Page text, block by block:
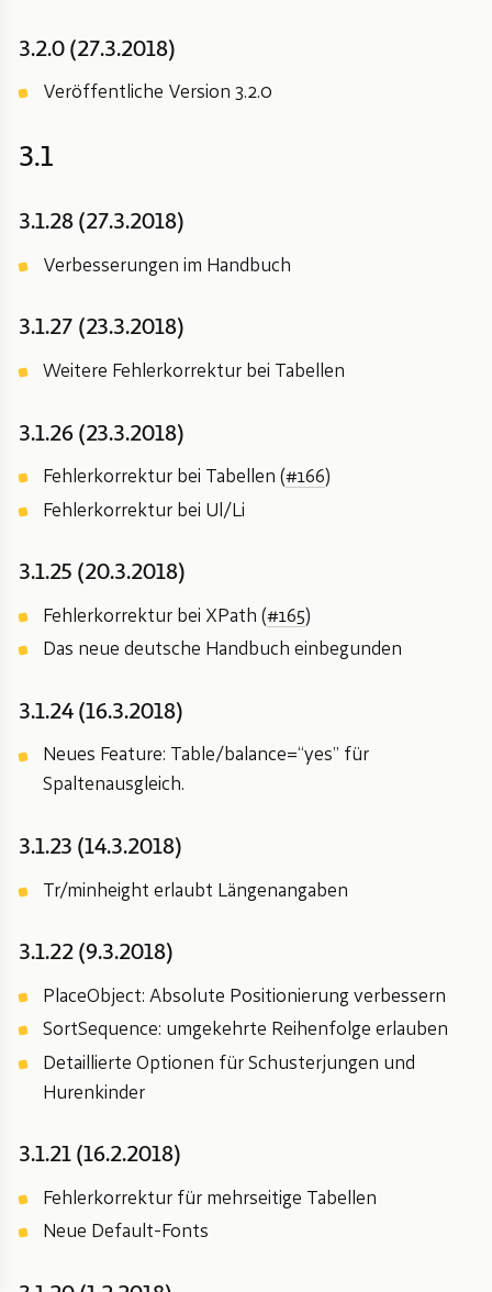
3.2.0 (27.3.2018)
Veröffentliche Version 3.2.0
3.1
3.1.28 (27.3.2018)
Verbesserungen im Handbuch
3.1.27 (23.3.2018)
Weitere Fehlerkorrektur bei Tabellen
3.1.26 (23.3.2018)
Fehlerkorrektur bei Tabellen (#166)
Fehlerkorrektur bei Ul/Li
3.1.25 (20.3.2018)
Fehlerkorrektur bei XPath (#165)
Das neue deutsche Handbuch einbegunden
3.1.24 (16.3.2018)
Neues Feature: Table/balance=“yes” für
Spaltenausgleich.
3.1.23 (14.3.2018)
Tr/minheight erlaubt Längenangaben
3.1.22 (9.3.2018)
PlaceObject: Absolute Positionierung verbessern
SortSequence: umgekehrte Reihenfolge erlauben
Detaillierte Optionen für Schusterjungen und
Hurenkinder
3.1.21 (16.2.2018)
Fehlerkorrektur für mehrseitige Tabellen
Neue Default-Fonts